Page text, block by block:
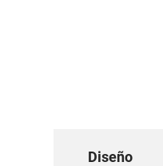
Diseño